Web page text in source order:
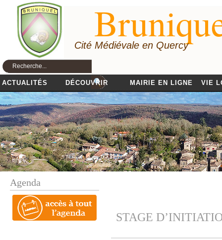
Cité Médiévale en Quercy
ACTUALITÉS DÉCOUVRIR MAIRIE EN LIGNE VIE
Agenda
STAGE